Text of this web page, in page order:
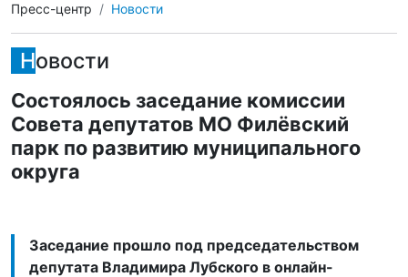
Пресс-центр Новости
Новости
Состоялось заседание комиссии
Совета депутатов МО Филёвский
парк по развитию муниципального
округа
Заседание прошло под председательством
депутата Владимира Лубского в онлайн-